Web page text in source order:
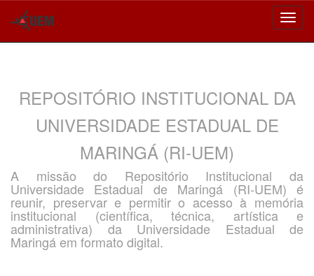
REPOSITÓRIO INSTITUCIONAL DA
UNIVERSIDADE ESTADUAL DE
MARINGÁ (RI-UEM)
A missão do Repositório Institucional da
Universidade Estadual de Maringá (RI-UEM) é
reunir, preservar e permitir o acesso à memória
institucional (científica, técnica, artística e
administrativa) da Universidade Estadual de
Maringá em formato digital.